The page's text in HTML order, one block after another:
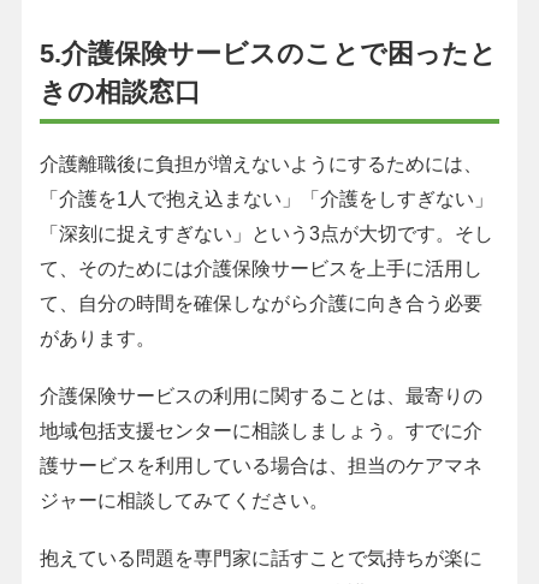
5.介護保険サービスのことで困ったと
きの相談窓口
介護離職後に負担が増えないようにするためには、
「介護を1人で抱え込まない」「介護をしすぎない」
「深刻に捉えすぎない」という3点が大切です。そし
て、そのためには介護保険サービスを上手に活用し
て、自分の時間を確保しながら介護に向き合う必要
があります。
介護保険サービスの利用に関することは、最寄りの
地域包括支援センターに相談しましょう。すでに介
護サービスを利用している場合は、担当のケアマネ
ジャーに相談してみてください。
抱えている問題を専門家に話すことで気持ちが楽に